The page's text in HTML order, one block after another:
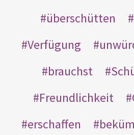
überschütten
Verfügung
brauchst
Freundlichkeit
erschaffen